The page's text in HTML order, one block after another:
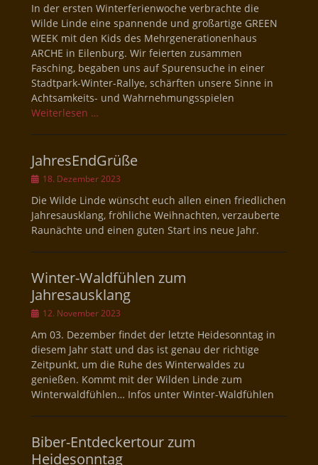
In der ersten Winterferienwoche verbrachte die
Wilde Linde eine spannende und großartige GREEN
WEEK mit den Kids des Mehrgenerationenhaus
ARCHE in Eilenburg. Wir feierten zusammen
Fasching, begaben uns auf Spurensuche in einer
Stadtpark-Winter-Rallye, schärften unsere Sinne in
Achtsamkeits- und Wahrnehmungsspielen
Weiterlesen …
JahresEndGrüße
Veröffentlicht
18. Dezember 2023
Die Wilde Linde wünscht euch allen einen friedlichen
Jahresausklang, fröhliche Weihnachten, verzauberte
Raunächte und einen guten Start ins neue Jahr.
Winter-Waldfühlen zum
Jahresausklang
Veröffentlicht
12. November 2023
Am 03. Dezember findet der letzte Heidesonntag in
diesem Jahr statt und das ist genau der richtige
Zeitpunkt, um die Ruhe des Winterwaldes zu
genießen. Kommt mit der Wilden Linde zum
Winterwaldfühlen… Infos unter Winter-Waldfühlen
Biber-Entdeckertour zum
Heidesonntag